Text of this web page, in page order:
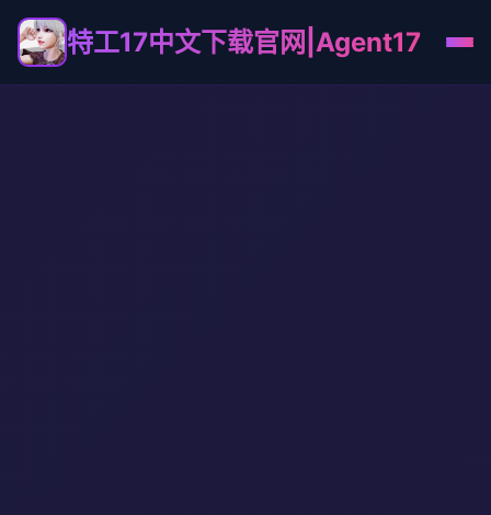
特工17中文下载官网|Agent17